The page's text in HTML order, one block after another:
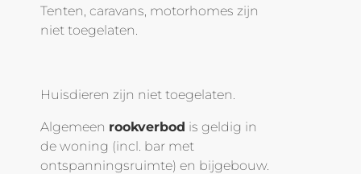
Tenten, caravans, motorhomes zijn
niet toegelaten.
Huisdieren zijn niet toegelaten.
Algemeen rookverbod is geldig in
de woning (incl. bar met
ontspanningsruimte) en bijgebouw.